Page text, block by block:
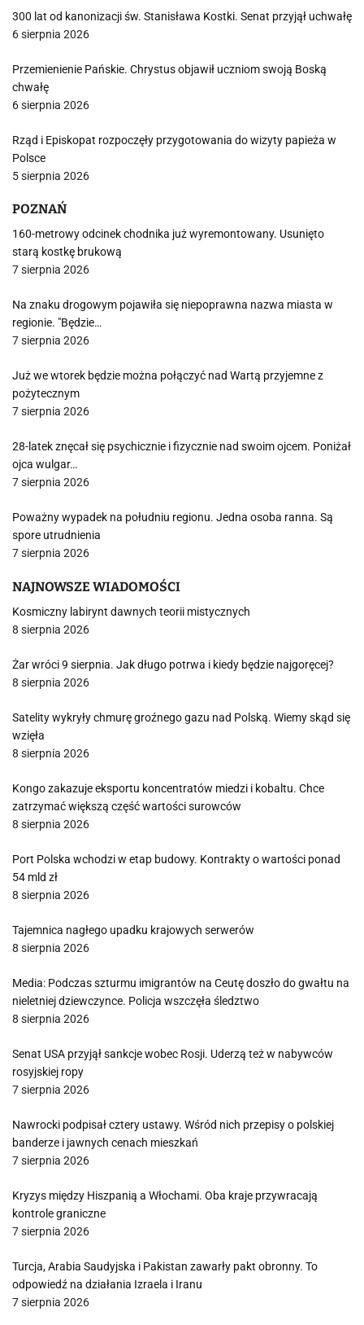
300 lat od kanonizacji św. Stanisława Kostki. Senat przyjął uchwałę
6 sierpnia 2026
Przemienienie Pańskie. Chrystus objawił uczniom swoją Boską
chwałę
6 sierpnia 2026
Rząd i Episkopat rozpoczęły przygotowania do wizyty papieża w
Polsce
5 sierpnia 2026
POZNAŃ
160-metrowy odcinek chodnika już wyremontowany. Usunięto
starą kostkę brukową
7 sierpnia 2026
Na znaku drogowym pojawiła się niepoprawna nazwa miasta w
regionie. "Będzie…
7 sierpnia 2026
Już we wtorek będzie można połączyć nad Wartą przyjemne z
pożytecznym
7 sierpnia 2026
28-latek znęcał się psychicznie i fizycznie nad swoim ojcem. Poniżał
ojca wulgar…
7 sierpnia 2026
Poważny wypadek na południu regionu. Jedna osoba ranna. Są
spore utrudnienia
7 sierpnia 2026
NAJNOWSZE WIADOMOŚCI
Kosmiczny labirynt dawnych teorii mistycznych
8 sierpnia 2026
Żar wróci 9 sierpnia. Jak długo potrwa i kiedy będzie najgoręcej?
8 sierpnia 2026
Satelity wykryły chmurę groźnego gazu nad Polską. Wiemy skąd się
wzięła
8 sierpnia 2026
Kongo zakazuje eksportu koncentratów miedzi i kobaltu. Chce
zatrzymać większą część wartości surowców
8 sierpnia 2026
Port Polska wchodzi w etap budowy. Kontrakty o wartości ponad
54 mld zł
8 sierpnia 2026
Tajemnica nagłego upadku krajowych serwerów
8 sierpnia 2026
Media: Podczas szturmu imigrantów na Ceutę doszło do gwałtu na
nieletniej dziewczynce. Policja wszczęła śledztwo
8 sierpnia 2026
Senat USA przyjął sankcje wobec Rosji. Uderzą też w nabywców
rosyjskiej ropy
7 sierpnia 2026
Nawrocki podpisał cztery ustawy. Wśród nich przepisy o polskiej
banderze i jawnych cenach mieszkań
7 sierpnia 2026
Kryzys między Hiszpanią a Włochami. Oba kraje przywracają
kontrole graniczne
7 sierpnia 2026
Turcja, Arabia Saudyjska i Pakistan zawarły pakt obronny. To
odpowiedź na działania Izraela i Iranu
7 sierpnia 2026